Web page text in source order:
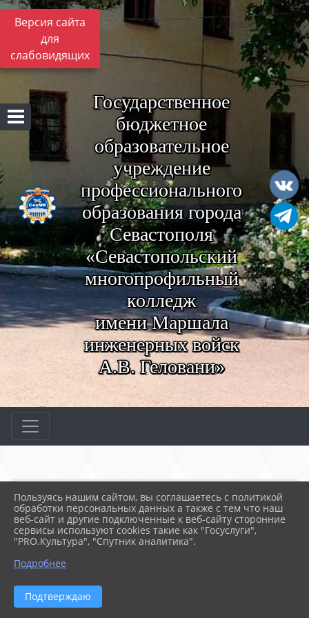
Версия сайта
для
слабовидящих
Государственное
бюджетное
образовательное
учреждение
профессионального
образования города
Севастополя
«Севастопольский
многопрофильный
колледж
имени Маршала
инженерных войск
А.В. Геловани»
Главная
СВЕДЕНИЯ ОБ ОБРАЗОВАТЕ...
10. Вакантные места дл...
28.09.2017 11:17
10. ВАКАНТНЫЕ МЕСТА ДЛЯ ПРИЕМА
(ПЕРЕВОДА) ОБУЧАЮЩИХСЯ
Вакантные места для приема/перевода в
ГБОУПО «СевМК» на 01.11.2025
Пользуясь нашим сайтом, вы соглашаетесь с политикой
обработки персональных данных а также с тем что наш
веб-сайт и другие подключенные к веб-сайту сторонние
сервисы используют cookies такие как "Госуслуги",
"PRO.Культура", "Спутник аналитика".
Подробнее
Подтверждаю